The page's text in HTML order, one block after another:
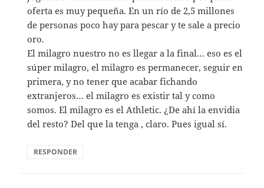
oferta es muy pequeña. En un río de 2,5 millones
de personas poco hay para pescar y te sale a precio
oro.
El milagro nuestro no es llegar a la final… eso es el
súper milagro, el milagro es permanecer, seguir en
primera, y no tener que acabar fichando
extranjeros… el milagro es existir tal y como
somos. El milagro es el Athletic. ¿De ahí la envidia
del resto? Del que la tenga , claro. Pues igual sí.
RESPONDER